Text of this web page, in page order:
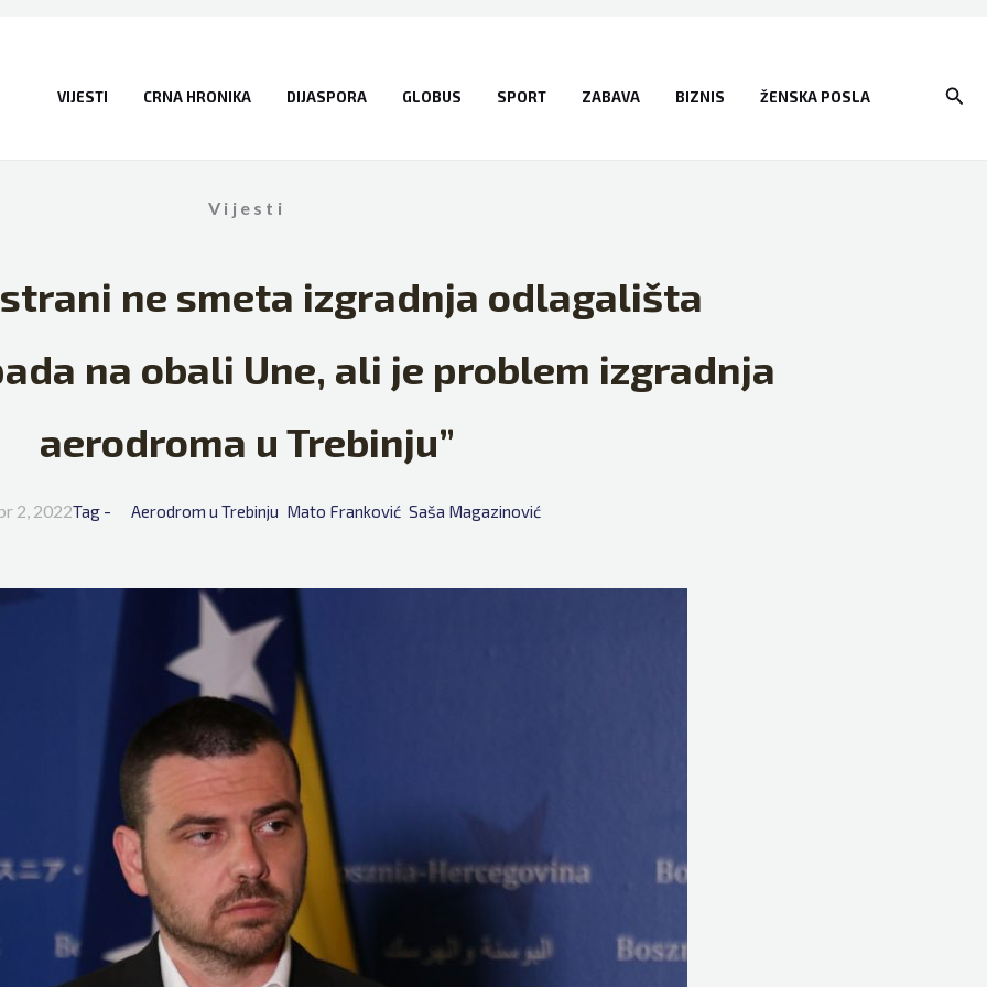
VIJESTI CRNA HRONIKA DIJASPORA GLOBUS SPORT ZABAVA BIZNIS ŽENSKA POSLA
Vijesti
ne smeta izgradnja odlagališta
na obali Une, ali je problem izgradnja
aerodroma u Trebinju”
2, 2022Tag - Aerodrom u Trebinju Mato Franković Saša Magazinović